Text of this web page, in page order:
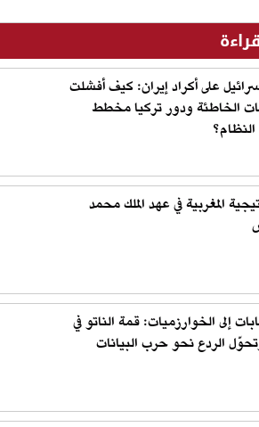
على أكراد إيران: كيف أفشلت
الخاطئة ودور تركيا مخطط
المغربية في عهد الملك محمد
إلى الخوارزميات: قمة الناتو في
الردع نحو حرب البيانات